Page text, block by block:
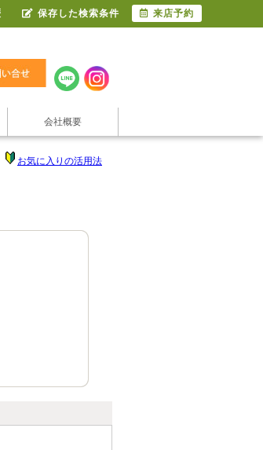
会社概要
お気に入りの活用法
保存した検索条件 来店予約